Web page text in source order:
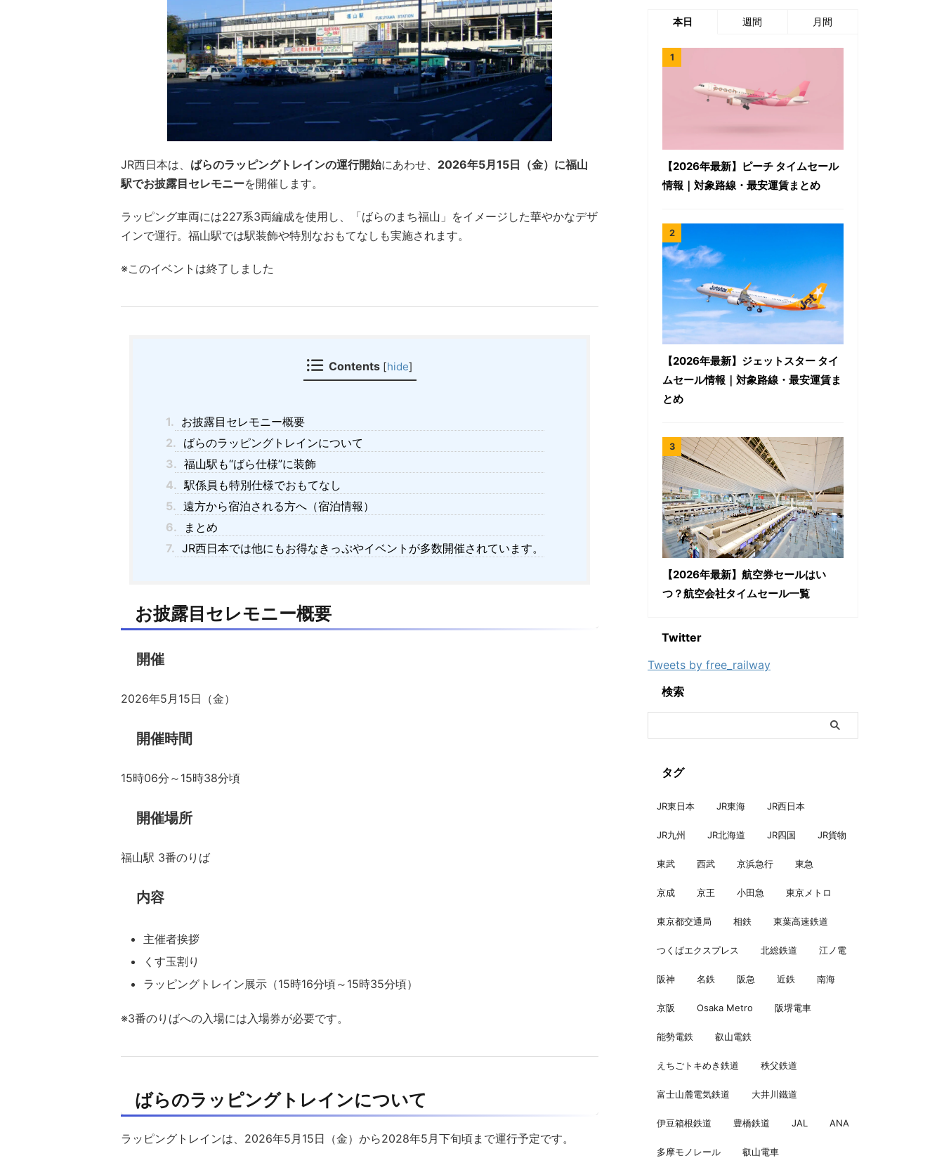
JR西日本は、 ばらのラッピングトレインの運行開始にあわせ、 2026年5月15日（金）に福山
駅でお披露目セレモニーを開催します。
ラッピング車両には227系3両編成を使用し、「ばらのまち福山」をイメージした華やかなデザ
インで運行。福山駅では駅装飾や特別なおもてなしも実施されます。
※このイベントは終了しました
Contents [hide]
1. お披露目セレモニー概要
2. ばらのラッピングトレインについて
3. 福山駅も“ばら仕様”に装飾
4. 駅係員も特別仕様でおもてなし
5. 遠方から宿泊される方へ（宿泊情報）
6.
まとめ
7. JR西日本では他にもお得なきっぷやイベントが多数開催されています。
お披露目セレモニー概要
開催
2026年5月15日（金）
開催時間
15時06分～15時38分頃
開催場所
福山駅 3番のりば
内容
主催者挨拶
くす玉割り
ラッピングトレイン展示（15時16分頃～15時35分頃）
※3番のりばへの入場には入場券が必要です。
ばらのラッピングトレインについて
ラッピングトレインは、2026年5月15日（金）から2028年5月下旬頃まで運行予定です。
本日 週間 月間
【2026年最新】ピーチ タイムセール
情報｜対象路線・最安運賃まとめ
【2026年最新】ジェットスター タイ
ムセール情報｜対象路線・最安運賃ま
とめ
【2026年最新】航空券セールはい
つ？航空会社タイムセール一覧
Twitter
Tweets by free_railway
検索
タグ
JR東日本 JR東海 JR西日本
JR九州 JR北海道 JR四国 JR貨物
東武 西武 京浜急行 東急
京成 京王 小田急 東京メトロ
東京都交通局 相鉄 東葉高速鉄道
つくばエクスプレス 北総鉄道 江ノ電
阪神 名鉄 阪急 近鉄 南海
京阪 Osaka Metro 阪堺電車
能勢電鉄 叡山電鉄
えちごトキめき鉄道 秩父鉄道
富士山麓電気鉄道 大井川鐵道
伊豆箱根鉄道 豊橋鉄道 JAL ANA
多摩モノレール 叡山電車